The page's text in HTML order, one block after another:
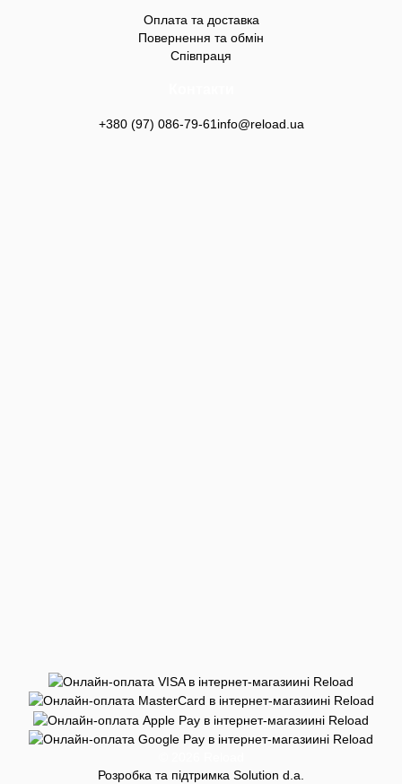
Оплата та доставка
Повернення та обмін
Співпраця
+380 (97) 086-79-61 info@reload.ua
Розробка та підтримка Solution d.a.